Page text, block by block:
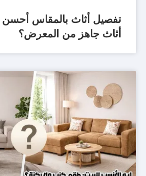
تفصيل أثاث بالمقاس أحسن
أثاث جاهز من المعرض؟